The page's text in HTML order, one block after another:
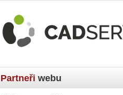
Partneři webu